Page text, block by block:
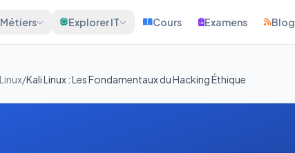
Métiers Explorer IT Cours Examens Blog
/Kali Linux : Les Fondamentaux du Hacking Éthique